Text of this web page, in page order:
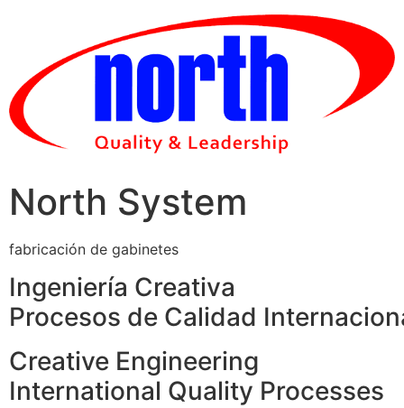
North System
fabricación de gabinetes
Ingeniería Creativa
Procesos de Calidad
Creative Engineering
International Quality Processes